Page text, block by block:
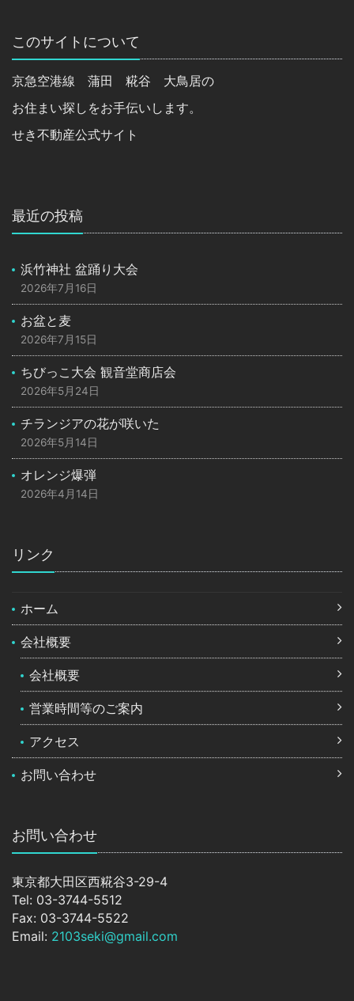
このサイトについて
京急空港線 蒲田 糀谷 大鳥居の
お住まい探しをお手伝いします。
せき不動産公式サイト
最近の投稿
浜竹神社 盆踊り大会
2026年7月16日
お盆と麦
2026年7月15日
ちびっこ大会 観音堂商店会
2026年5月24日
チランジアの花が咲いた
2026年5月14日
オレンジ爆弾
2026年4月14日
リンク
ホーム
会社概要
会社概要
営業時間等のご案内
アクセス
お問い合わせ
お問い合わせ
東京都大田区西糀谷3-29-4
Tel: 03-3744-5512
Fax: 03-3744-5522
Email: 2103seki@gmail.com